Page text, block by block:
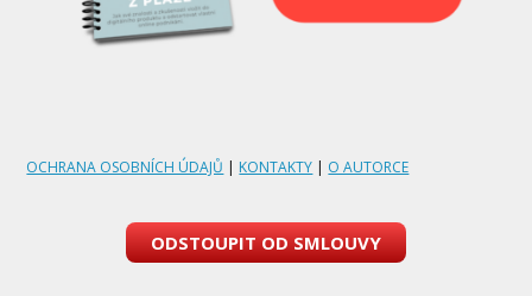
OCHRANA OSOBNÍCH ÚDAJŮ | KONTAKTY | O AUTORCE
ODSTOUPIT OD SMLOUVY